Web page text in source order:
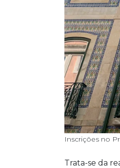
Inscrições no
Trata-se da